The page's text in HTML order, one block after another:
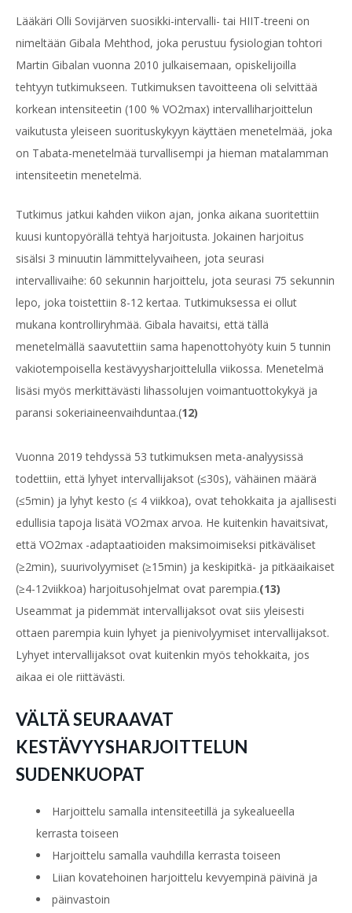
Lääkäri Olli Sovijärven suosikki-intervalli- tai HIIT-treeni on
nimeltään Gibala Mehthod, joka perustuu fysiologian tohtori
Martin Gibalan vuonna 2010 julkaisemaan, opiskelijoilla
tehtyyn tutkimukseen. Tutkimuksen tavoitteena oli selvittää
korkean intensiteetin (100 % VO2max) intervalliharjoittelun
vaikutusta yleiseen suorituskykyyn käyttäen menetelmää, joka
on Tabata-menetelmää turvallisempi ja hieman matalamman
intensiteetin menetelmä.
Tutkimus jatkui kahden viikon ajan, jonka aikana suoritettiin
kuusi kuntopyörällä tehtyä harjoitusta. Jokainen harjoitus
sisälsi 3 minuutin lämmittelyvaiheen, jota seurasi
intervallivaihe: 60 sekunnin harjoittelu, jota seurasi 75 sekunnin
lepo, joka toistettiin 8-12 kertaa. Tutkimuksessa ei ollut
mukana kontrolliryhmää. Gibala havaitsi, että tällä
menetelmällä saavutettiin sama hapenottohyöty kuin 5 tunnin
vakiotempoisella kestävyysharjoittelulla viikossa. Menetelmä
lisäsi myös merkittävästi lihassolujen voimantuottokykyä ja
paransi sokeriaineenvaihduntaa.(12)
Vuonna 2019 tehdyssä 53 tutkimuksen meta-analyysissä
todettiin, että lyhyet intervallijaksot (≤30s), vähäinen määrä
(≤5min) ja lyhyt kesto (≤ 4 viikkoa), ovat tehokkaita ja ajallisesti
edullisia tapoja lisätä VO2max arvoa. He kuitenkin havaitsivat,
että VO2max -adaptaatioiden maksimoimiseksi pitkäväliset
(≥2min), suurivolyymiset (≥15min) ja keskipitkä- ja pitkäaikaiset
(≥4-12viikkoa) harjoitusohjelmat ovat parempia.(13)
Useammat ja pidemmät intervallijaksot ovat siis yleisesti
ottaen parempia kuin lyhyet ja pienivolyymiset intervallijaksot.
Lyhyet intervallijaksot ovat kuitenkin myös tehokkaita, jos
aikaa ei ole riittävästi.
VÄLTÄ SEURAAVAT
KESTÄVYYSHARJOITTELUN
SUDENKUOPAT
Harjoittelu samalla intensiteetillä ja sykealueella
kerrasta toiseen
Harjoittelu samalla vauhdilla kerrasta toiseen
Liian kovatehoinen harjoittelu kevyempinä päivinä ja
päinvastoin